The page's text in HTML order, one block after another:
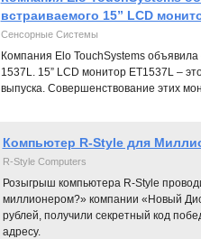
встраиваемого 15” LCD
Сенсорные Системы
Компания Elo TouchSystems
1537L. 15” LCD монитор ET1537L –
выпуска. Совершенствование этих
Компьютер R-Style для
R-Style Computers
Розыгрыш компьютера R-Style
миллионером?» компании «Новый
рублей, получили секретный код
адресу.